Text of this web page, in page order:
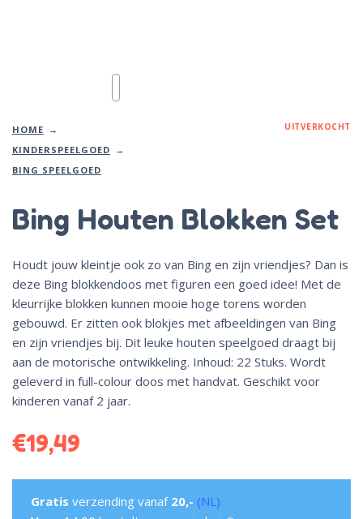
HOME
KINDERSPEELGOED
BING SPEELGOED
UITVERKOCHT
Bing Houten Blokken Set
Houdt jouw kleintje ook zo van Bing en zijn vriendjes? Dan is
deze Bing blokkendoos met figuren een goed idee! Met de
kleurrijke blokken kunnen mooie hoge torens worden
gebouwd. Er zitten ook blokjes met afbeeldingen van Bing
en zijn vriendjes bij. Dit leuke houten speelgoed draagt bij
aan de motorische ontwikkeling. Inhoud: 22 Stuks. Wordt
geleverd in full-colour doos met handvat. Geschikt voor
kinderen vanaf 2 jaar.
€19,49
Gratis verzending vanaf 20,- (NL)